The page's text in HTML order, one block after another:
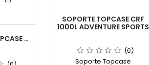
SOPORTE TOPCASE COMPATIBLE GIVI MONOKEY MULTIPOSICIÓN
SOPORTE TOPCASE CRF
1000L ADVENTURE SPORTS
(0)
Soporte Topcase